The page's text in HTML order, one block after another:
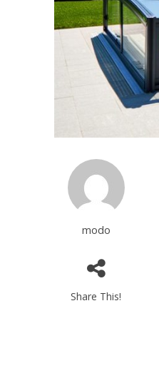
modo
Share This!